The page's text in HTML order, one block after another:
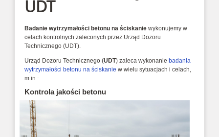
UDT
Badanie wytrzymałości betonu na ściskanie wykonujemy w
celach kontrolnych zaleconych przez Urząd Dozoru
Technicznego (UDT).
Urząd Dozoru Technicznego (UDT) zaleca wykonanie badania
wytrzymałości betonu na ściskanie w wielu sytuacjach i celach,
m.in.:
Kontrola jakości betonu